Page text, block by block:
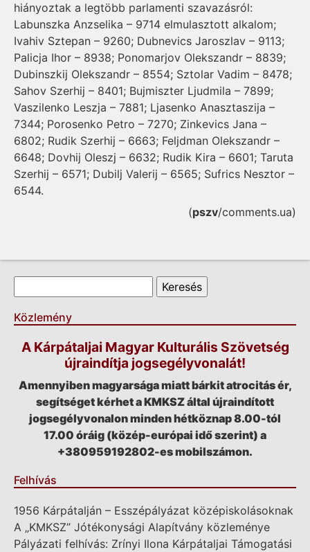
hiányoztak a legtöbb parlamenti szavazásról:
Labunszka Anzselika – 9714 elmulasztott alkalom;
Ivahiv Sztepan – 9260; Dubnevics Jaroszlav – 9113;
Palicja Ihor – 8938; Ponomarjov Olekszandr – 8839;
Dubinszkij Olekszandr – 8554; Sztolar Vadim – 8478;
Sahov Szerhij – 8401; Bujmiszter Ljudmila – 7899;
Vaszilenko Leszja – 7881; Ljasenko Anasztaszija –
7344; Porosenko Petro – 7270; Zinkevics Jana –
6802; Rudik Szerhij – 6663; Feljdman Olekszandr –
6648; Dovhij Oleszj – 6632; Rudik Kira – 6601; Taruta
Szerhij – 6571; Dubilj Valerij – 6565; Sufrics Nesztor –
6544.
(pszv/comments.ua)
Keresés űrlap
Közlemény
A Kárpátaljai Magyar Kulturális Szövetség
újraindítja jogsegélyvonalát!
Amennyiben magyarsága miatt bárkit atrocitás ér,
segítséget kérhet a KMKSZ által újraindított
jogsegélyvonalon minden hétköznap 8.00-tól
17.00 óráig (közép-európai idő szerint) a
+380959192802-es mobilszámon.
Felhívás
1956 Kárpátalján – Esszépályázat középiskolásoknak
A „KMKSZ” Jótékonysági Alapítvány közleménye
Pályázati felhívás: Zrínyi Ilona Kárpátaljai Támogatási